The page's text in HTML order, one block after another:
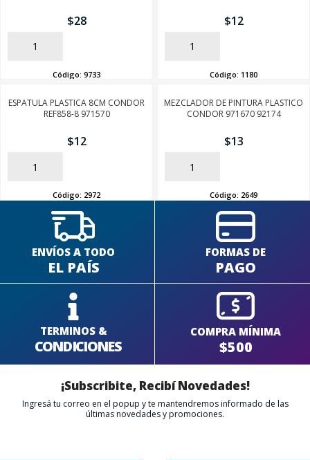
$28
AÑADIR
Código: 9733
$12
AÑADIR
Código: 1180
ESPATULA PLASTICA 8CM CONDOR
REF858-8 971570
$12
AÑADIR
Código: 2972
MEZCLADOR DE PINTURA PLASTICO
CONDOR 971670 92174
$13
AÑADIR
Código: 2649
ENVÍOS A TODO
EL PAÍS
FORMAS DE
PAGO
TERMINOS &
CONDICIONES
COMPRA MÍNIMA
$500
¡Subscribite, Recibí Novedades!
Ingresá tu correo en el popup y te mantendremos informado de las
últimas novedades y promociones.